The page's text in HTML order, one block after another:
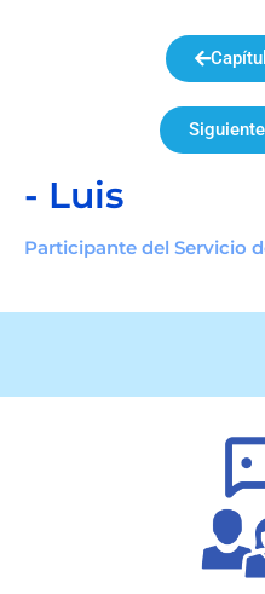
- Luis
Participante del Servicio